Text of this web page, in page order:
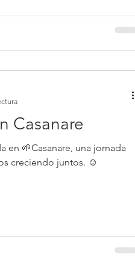
Casanare
en 🌱Casanare, una jornada
creciendo juntos. ☺️